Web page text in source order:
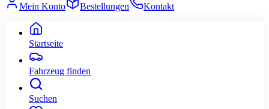
Mein Konto Bestellungen Kontakt
Startseite
Fahrzeug finden
Suchen